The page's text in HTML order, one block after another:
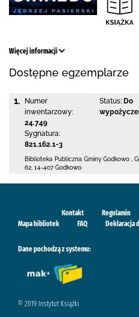
Więcej informacji
Dostępne egzemplarze
1.
Numer
inwentarzowy:
24.749
Sygnatura:
821.162.1-3
Status: Do
Biblioteka Publiczna Gminy Godkowo
62 14-407 Godkowo
Kontakt Regulamin
Mapa bibliotek
FAQ Deklaracja
Dane pochodzą z systemu:
© 2019 Instytut Książki